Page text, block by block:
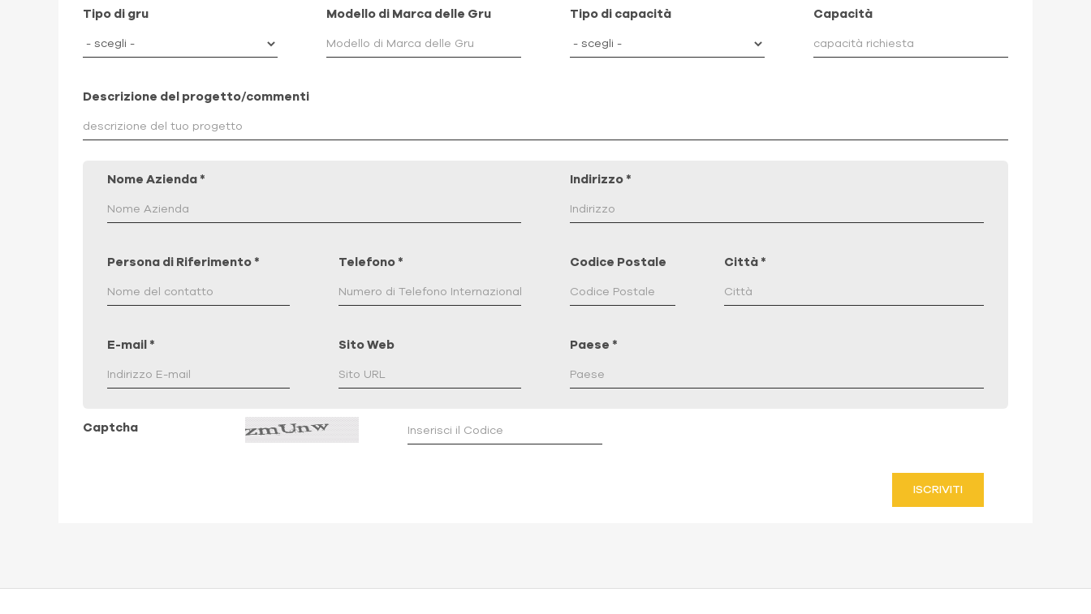
Tipo di gru Modello di Marca delle Gru Tipo di capacità Capacità
Descrizione del progetto/commenti
Nome Azienda * Indirizzo *
Persona di Riferimento * Telefono * Codice Postale Città *
E-mail * Sito Web Paese *
Captcha
ISCRIVITI